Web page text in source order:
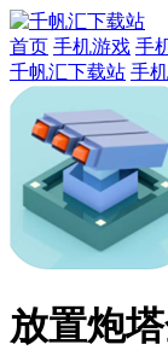
首页 手机游戏 手
千帆汇下载站 手
放置炮